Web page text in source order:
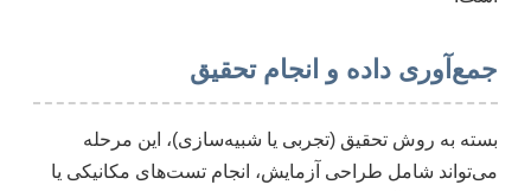
جمع‌آوری داده و انجام تحقیق
بسته به روش تحقیق (تجربی یا شبیه‌سازی)، این مرحله
می‌تواند شامل طراحی آزمایش، انجام تست‌های مکانیکی یا